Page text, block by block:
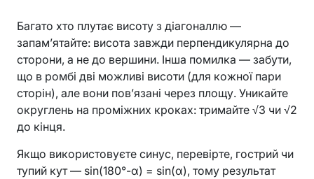
Багато хто плутає висоту з діагоналлю —
запам’ятайте: висота завжди перпендикулярна до
сторони, а не до вершини. Інша помилка — забути,
що в ромбі дві можливі висоти (для кожної пари
сторін), але вони пов’язані через площу. Уникайте
округлень на проміжних кроках: тримайте √3 чи √2
до кінця.
Якщо використовуєте синус, перевірте, гострий чи
тупий кут — sin(180°-α) = sin(α), тому результат